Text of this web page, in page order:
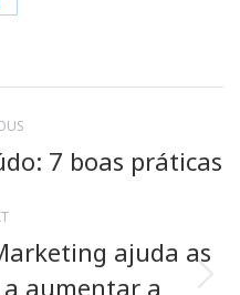
7 boas práticas
ajuda as
aumentar a